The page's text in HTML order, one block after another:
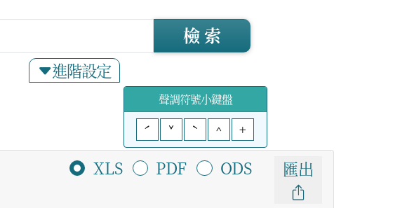
進階設定
檢 索
聲調符號小鍵盤
ˊ
ˇ ˋ ^ +
XLS PDF ODS 匯出